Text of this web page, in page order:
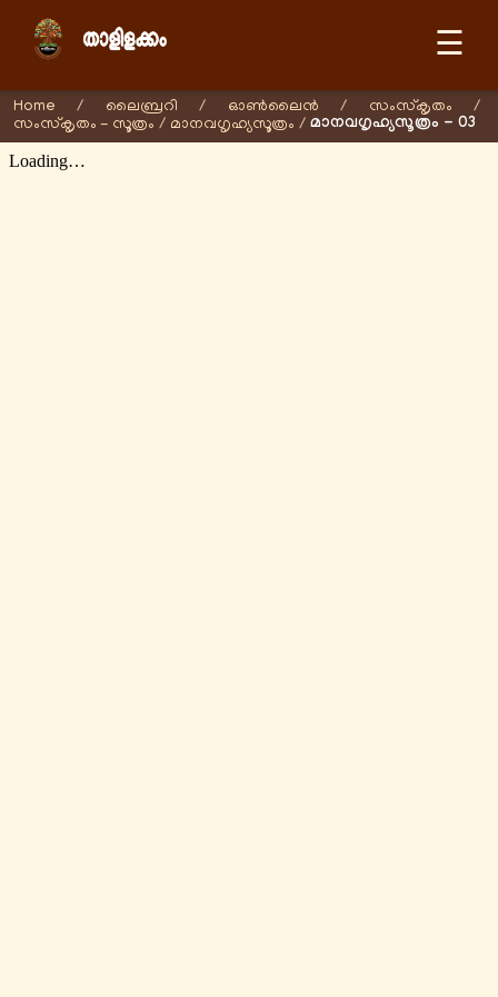
☰
Home / ലൈബ്രറി / ഓണ്‍ലൈന്‍ / സംസ്കൃതം
/
സംസ്കൃതം - സൂത്രം / മാനവഗൃഹ്യസൂത്രം / മാനവഗൃഹ്യസൂത്രം - 03